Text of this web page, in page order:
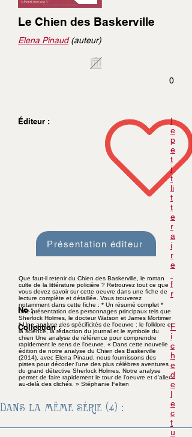
Le Chien des Baskerville
Elena Pinaud(auteur)
0
Éditeur :
l
e
p
e
t
i
t
li
t
t
e
r
a
i
r
e
f
r
No :
Collection :
F
i
c
h
e
d
e
l
e
c
t
u
Présentation éditeur
Que faut-il retenir du Chien des Baskerville, le roman
culte de la littérature policière ? Retrouvez tout ce que
vous devez savoir sur cette oeuvre dans une fiche de
lecture complète et détaillée. Vous trouverez
notamment dans cette fiche : * Un résumé complet *
Une présentation des personnages principaux tels que
Sherlock Holmes, le docteur Watson et James Mortimer
* Une analyse des spécificités de l'oeuvre : le folklore et
la science, la rédaction du journal et le symbole du
chien Une analyse de référence pour comprendre
rapidement le sens de l'oeuvre. « Dans cette nouvelle
édition de notre analyse du Chien des Baskerville
(2014), avec Elena Pinaud, nous fournissons des
pistes pour décoder l'une des plus célèbres aventures
du grand détective Sherlock Holmes. Notre analyse
permet de faire rapidement le tour de l'oeuvre et d'aller
au-delà des clichés. » Stéphanie Felten
Dans la même série (4) :